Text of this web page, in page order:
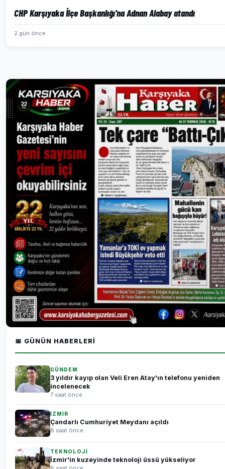
CHP Karşıyaka İlçe Başkanlığı'na Adnan Alabay atandı
2 gün önce
📅 GÜNÜN HABERLERI
GÜNDEM
3 yıldır kayıp olan Veli Eren Atay'ın telefonu yeniden
incelenecek
7 saat önce
İZMİR
Çandarlı Cumhuriyet Meydanı açıldı
8 saat önce
TEKNOLOJİ
İzmir'in kuzeyinde teknoloji üssü yükseliyor